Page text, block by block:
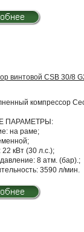
компрессор
ПАРАМЕТРЫ:
на раме;
22 кВт (30 л.с.);
8 атм. (бар).;
3590 л/мин.